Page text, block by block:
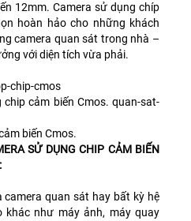
12mm. Camera sử dụng chíp
hoàn hảo cho những khách
camera quan sát trong nhà –
với diện tích vừa phải.
chip-cmos
cảm biến Cmos. quan-sat-
biến Cmos.
SỬ DỤNG CHIP CẢM BIẾN
quan sát hay bất kỳ hệ
như máy ảnh, máy quay